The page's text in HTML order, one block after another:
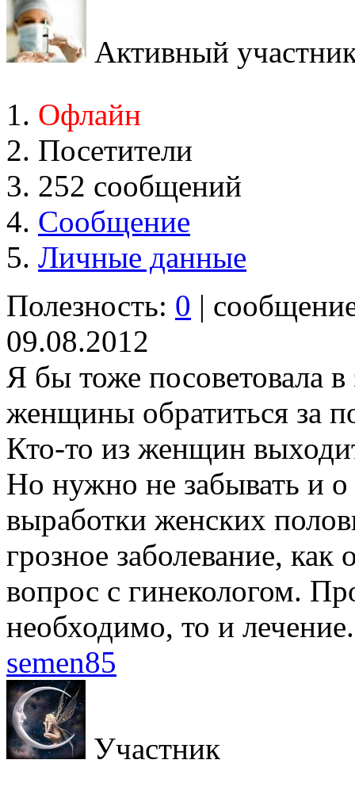
Активный
Офлайн
Посетители
252 сообщений
Сообщение
Личные данные
Полезность: 0 |
09.08.2012
Я бы тоже посоветовала
женщины обратиться за
Кто-то из женщин
Но нужно не забывать и
выработки женских
грозное заболевание,
вопрос с гинекологом.
необходимо, то и лечение.
semen85
Участник